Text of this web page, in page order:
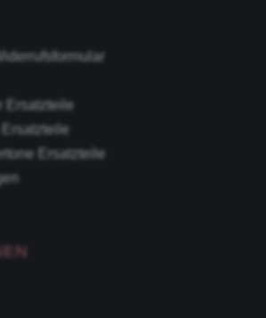
Ersatzteile
Ersatzteile